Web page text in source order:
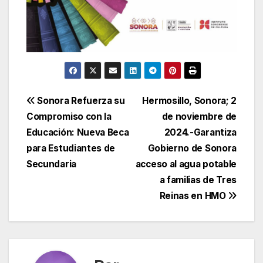
Navegación
de
entradas
Hermosillo, Sonora; 2
de noviembre de
2024.-Garantiza
Gobierno de Sonora
acceso al agua potable
a familias de Tres
Reinas en HMO
Sonora Refuerza su
Compromiso con la
Educación: Nueva Beca
para Estudiantes de
Secundaria